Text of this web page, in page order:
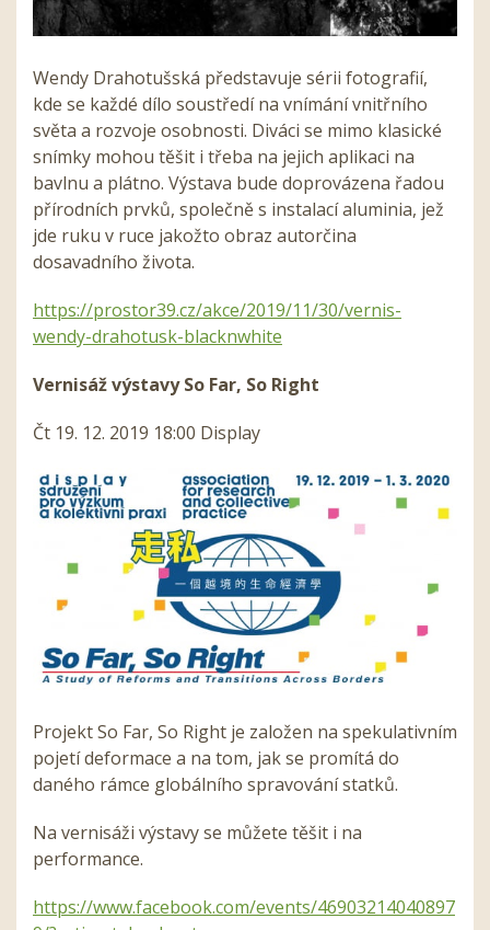
Wendy Drahotušská představuje sérii fotografií,
kde se každé dílo soustředí na vnímání vnitřního
světa a rozvoje osobnosti. Diváci se mimo klasické
snímky mohou těšit i třeba na jejich aplikaci na
bavlnu a plátno. Výstava bude doprovázena řadou
přírodních prvků, společně s instalací aluminia, jež
jde ruku v ruce jakožto obraz autorčina
dosavadního života.
https://prostor39.cz/akce/2019/11/30/vernis-
wendy-drahotusk-blacknwhite
Vernisáž výstavy So Far, So Right
Čt 19. 12. 2019 18:00 Display
Projekt So Far, So Right je založen na spekulativním
pojetí deformace a na tom, jak se promítá do
daného rámce globálního spravování statků.
Na vernisáži výstavy se můžete těšit i na
performance.
https://www.facebook.com/events/46903214040897